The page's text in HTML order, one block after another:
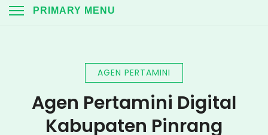
PRIMARY MENU
AGEN PERTAMINI
Agen Pertamini Digital
Kabupaten Pinrang